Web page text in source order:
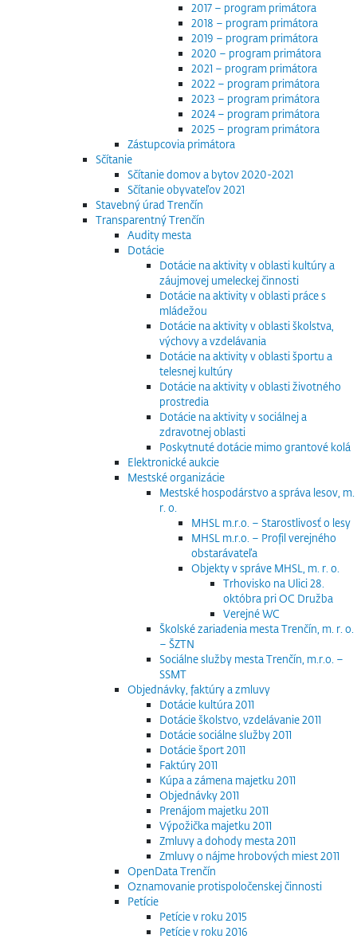
2017 – program primátora
2018 – program primátora
2019 – program primátora
2020 – program primátora
2021 – program primátora
2022 – program primátora
2023 – program primátora
2024 – program primátora
2025 – program primátora
Zástupcovia primátora
Sčítanie
Sčítanie domov a bytov 2020-2021
Sčítanie obyvateľov 2021
Stavebný úrad Trenčín
Transparentný Trenčín
Audity mesta
Dotácie
Dotácie na aktivity v oblasti kultúry a
záujmovej umeleckej činnosti
Dotácie na aktivity v oblasti práce s
mládežou
Dotácie na aktivity v oblasti školstva,
výchovy a vzdelávania
Dotácie na aktivity v oblasti športu a
telesnej kultúry
Dotácie na aktivity v oblasti životného
prostredia
Dotácie na aktivity v sociálnej a
zdravotnej oblasti
Poskytnuté dotácie mimo grantové kolá
Elektronické aukcie
Mestské organizácie
Mestské hospodárstvo a správa lesov, m.
r. o.
MHSL m.r.o. – Starostlivosť o lesy
MHSL m.r.o. – Profil verejného
obstarávateľa
Objekty v správe MHSL, m. r. o.
Trhovisko na Ulici 28.
októbra pri OC Družba
Verejné WC
Školské zariadenia mesta Trenčín, m. r. o.
– ŠZTN
Sociálne služby mesta Trenčín, m.r.o. –
SSMT
Objednávky, faktúry a zmluvy
Dotácie kultúra 2011
Dotácie školstvo, vzdelávanie 2011
Dotácie sociálne služby 2011
Dotácie šport 2011
Faktúry 2011
Kúpa a zámena majetku 2011
Objednávky 2011
Prenájom majetku 2011
Výpožička majetku 2011
Zmluvy a dohody mesta 2011
Zmluvy o nájme hrobových miest 2011
OpenData Trenčín
Oznamovanie protispoločenskej činnosti
Petície
Petície v roku 2015
Petície v roku 2016